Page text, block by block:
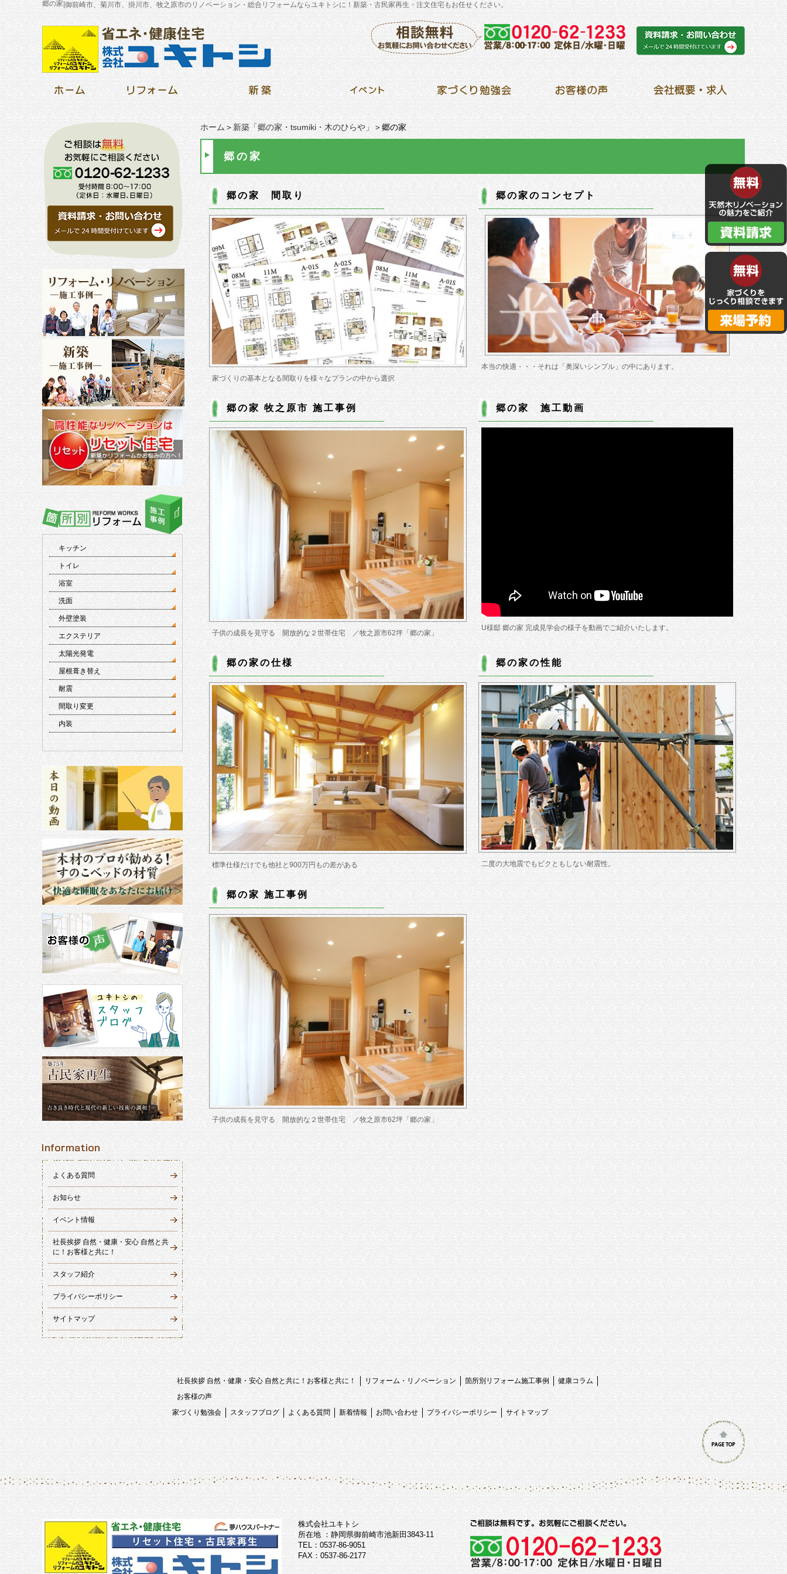
郷の家|御前崎市、菊川市、掛川市、牧之原市のリノベーション・総合リフォームならユキトシに！新築・古民家再生・注文住宅もお任せください。
ホーム＞新築「郷の家・tsumiki・木のひらや」＞郷の家
郷の家
郷の家 間取り
家づくりの基本となる間取りを様々なプランの中から選択
郷の家のコンセプト
本当の快適・・・それは「奥深いシンプル」の中にあります。
郷の家 牧之原市 施工事例
子供の成長を見守る 開放的な２世帯住宅 ／牧之原市62坪「郷の家」
郷の家 施工動画
U様邸 郷の家 完成見学会の様子を動画でご紹介いたします。
郷の家の仕様
標準仕様だけでも他社と900万円もの差がある
郷の家の性能
二度の大地震でもビクともしない耐震性。
郷の家 施工事例
子供の成長を見守る 開放的な２世帯住宅 ／牧之原市62坪「郷の家」
キッチン
トイレ
浴室
洗面
外壁塗装
エクステリア
太陽光発電
屋根葺き替え
耐震
間取り変更
内装
よくある質問
お知らせ
イベント情報
社長挨拶 自然・健康・安心 自然と共
に！お客様と共に！
スタッフ紹介
プライバシーポリシー
サイトマップ
社長挨拶 自然・健康・安心 自然と共に！お客様と共に！ リフォーム・リノベーション 箇所別リフォーム施工事例
健康コラム
お客様の声
家づくり勉強会
スタッフブログ よくある質問 新着情報 お問い合わせ プライバシーポリシー サイトマップ
株式会社ユキトシ
所在地 ：静岡県御前崎市池新田3843-11
TEL：0537-86-9051
FAX：0537-86-2177